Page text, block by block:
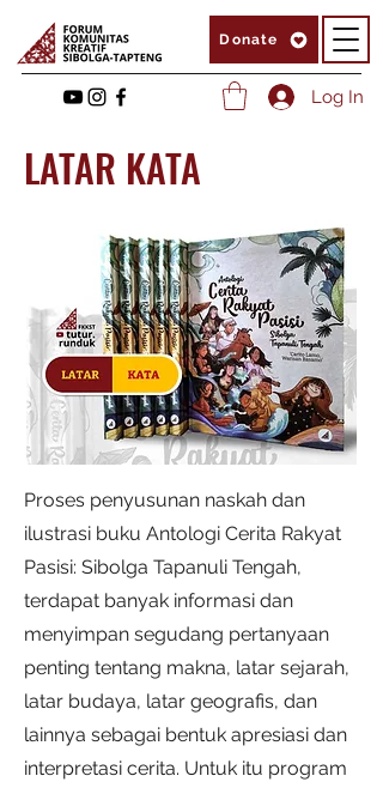
Donate
Log In
LATAR KATA
Proses penyusunan naskah dan
ilustrasi buku Antologi Cerita Rakyat
Pasisi: Sibolga Tapanuli Tengah,
terdapat banyak informasi dan
menyimpan segudang pertanyaan
penting tentang makna, latar sejarah,
latar budaya, latar geografis, dan
lainnya sebagai bentuk apresiasi dan
interpretasi cerita. Untuk itu program